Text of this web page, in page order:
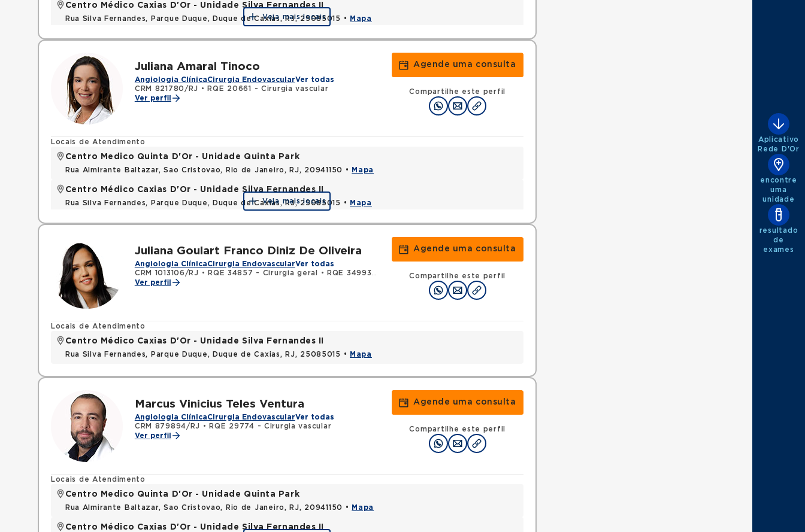
Centro Médico Caxias D'Or - Unidade Silva Fernandes II
Rua Silva Fernandes, Parque Duque, Duque de Caxias, RJ, 25085015 • Mapa
Veja mais locais
Juliana Amaral Tinoco
Angiologia ClínicaCirurgia EndovascularVer todas
CRM 821780/RJ •
RQE 20661 - Cirurgia vascular
Ver perfil
Agende uma consulta
Compartilhe este perfil
Locais de Atendimento
Centro Medico Quinta D'Or - Unidade Quinta Park
Rua Almirante Baltazar, Sao Cristovao, Rio de Janeiro, RJ, 20941150 • Mapa
Centro Médico Caxias D'Or - Unidade Silva Fernandes II
Rua Silva Fernandes, Parque Duque, Duque de Caxias, RJ, 25085015 • Mapa
Veja mais locais
Juliana Goulart Franco Diniz De Oliveira
Angiologia ClínicaCirurgia EndovascularVer todas
CRM 1013106/RJ • RQE 34857 - Cirurgia geral •
RQE 34993 - Cirurgia vascular
Ver perfil
Agende uma consulta
Compartilhe este perfil
Locais de Atendimento
Centro Médico Caxias D'Or - Unidade Silva Fernandes II
Rua Silva Fernandes, Parque Duque, Duque de Caxias, RJ, 25085015 • Mapa
Marcus Vinicius Teles Ventura
Angiologia ClínicaCirurgia EndovascularVer todas
CRM 879894/RJ •
RQE 29774 - Cirurgia vascular
Ver perfil
Agende uma consulta
Compartilhe este perfil
Locais de Atendimento
Centro Medico Quinta D'Or - Unidade Quinta Park
Rua Almirante Baltazar, Sao Cristovao, Rio de Janeiro, RJ, 20941150 • Mapa
Centro Médico Caxias D'Or - Unidade Silva Fernandes II
Aplicativo
Rede D'Or
encontre
uma
unidade
resultado
de
exames